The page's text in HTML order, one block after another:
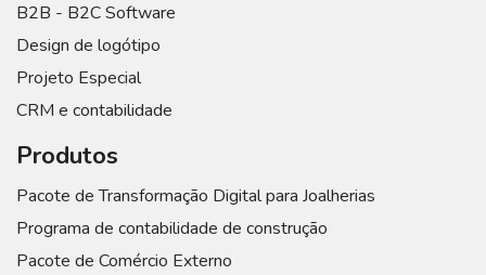
B2B - B2C Software
Design de logótipo
Projeto Especial
CRM e contabilidade
Produtos
Pacote de Transformação Digital para Joalherias
Programa de contabilidade de construção
Pacote de Comércio Externo